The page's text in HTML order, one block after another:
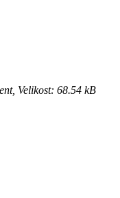
Velikost: 68.54 kB